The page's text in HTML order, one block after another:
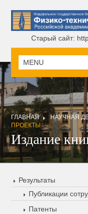
Старый сайт:
ГЛАВНАЯ НАУЧНАЯ
ПРОЕКТЫ
Издание
Результаты
Публикации
Патенты